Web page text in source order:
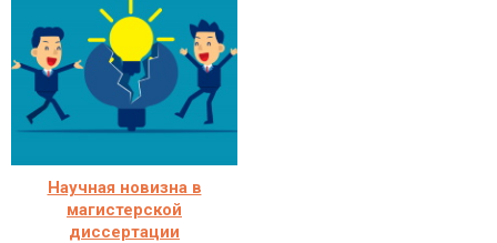
Научная новизна в
магистерской
диссертации